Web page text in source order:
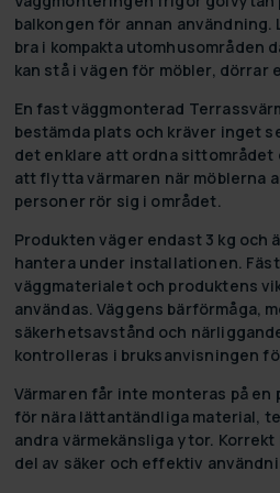
balkongen för annan
bra i kompakta utomhusområden
kan stå i vägen för möbler, dörrar
En fast väggmonterad
bestämda plats och kräver inget
det enklare att ordna sittområdet
att flytta värmaren när möblerna
personer rör sig i området.
Produkten väger endast 3 kg
hantera under installationen.
väggmaterialet och produktens
användas. Väggens bärförmåga,
säkerhetsavstånd och
kontrolleras i bruksanvisningen
Värmaren får inte monteras på en
för nära lättantändliga material,
andra värmekänsliga ytor.
del av säker och effektiv